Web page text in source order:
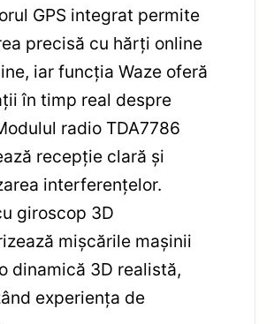
GPS integrat permite
precisă cu hărți online
iar funcția Waze oferă
în timp real despre
radio TDA7786
recepție clară și
interferențelor.
giroscop 3D
mișcările mașinii
dinamică 3D realistă,
experiența de